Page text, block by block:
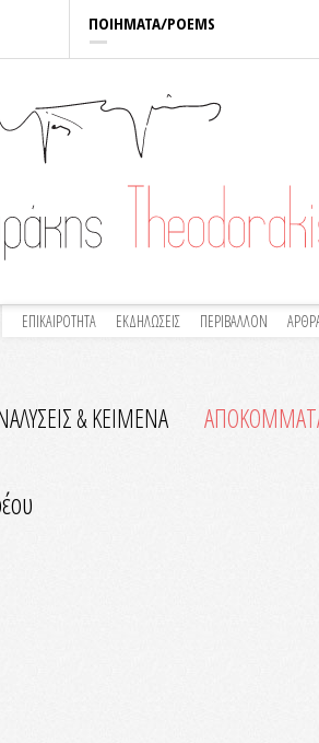
ΠΟΙΗΜΑΤΑ/POEMS
ΕΠΙΚΑΙΡΟΤΗΤΑ ΕΚΔΗΛΩΣΕΙΣ ΠΕΡΙΒΑΛΛΟΝ
& KEIMENA